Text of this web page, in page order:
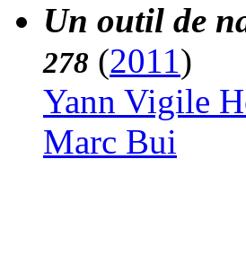
Un outil de
278 (2011)
Yann Vigile
Marc Bui